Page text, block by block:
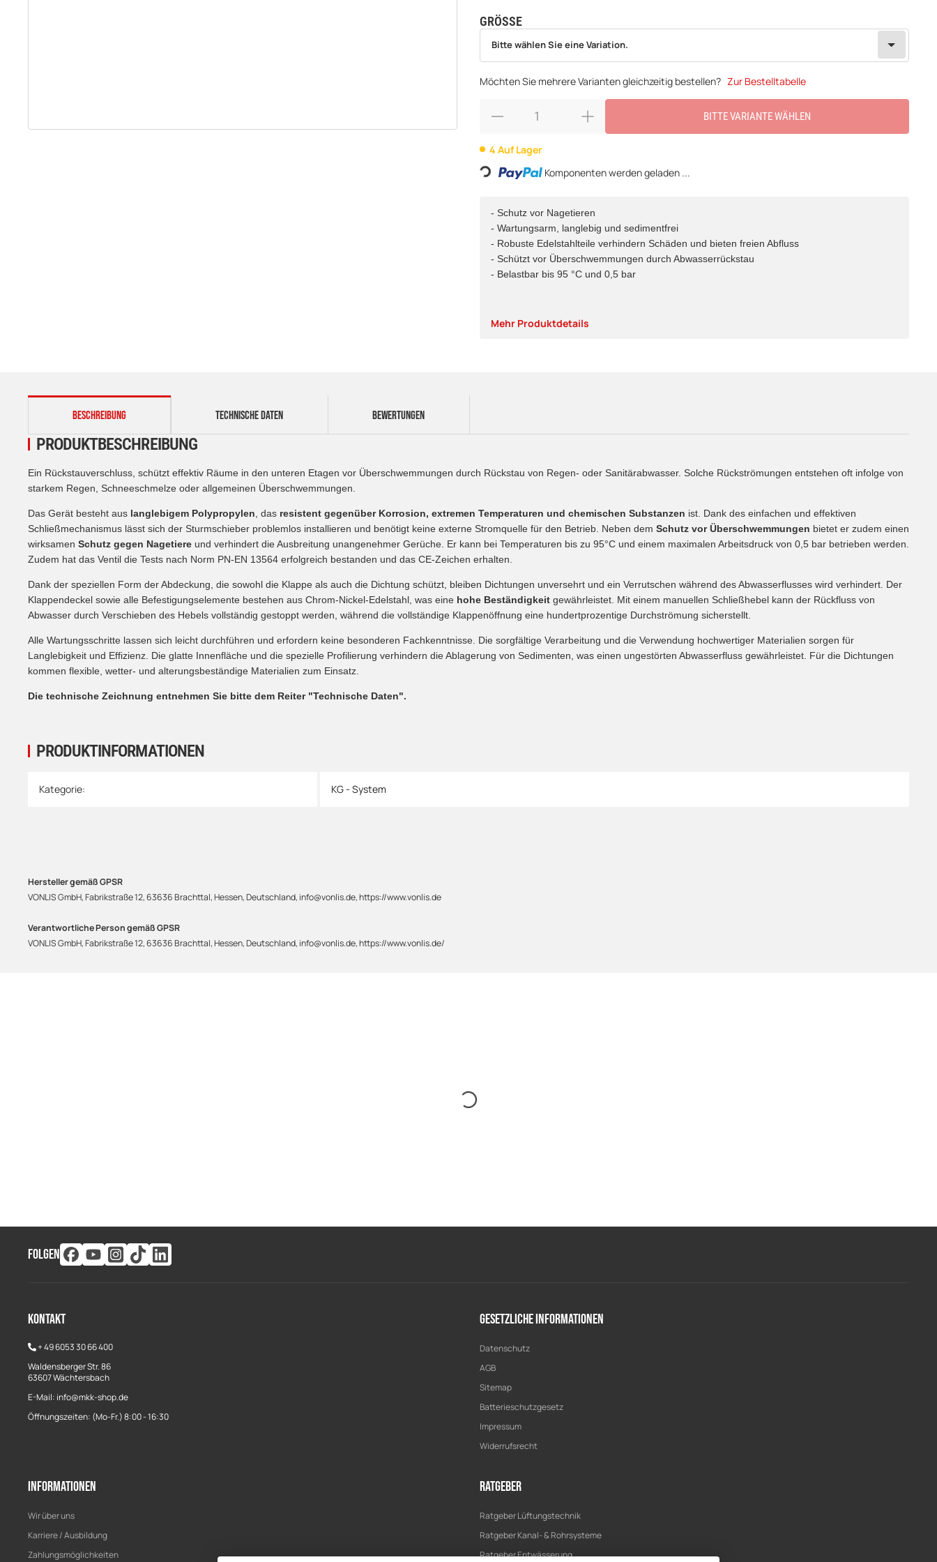
GRÖSSE
wählen
Bitte wählen Sie eine Variation.
Möchten Sie mehrere Varianten gleichzeitig bestellen? Zur Bestelltabelle
BITTE VARIANTE WÄHLEN
4 Auf Lager
Loading... Komponenten werden geladen ...
- Schutz vor Nagetieren
- Wartungsarm, langlebig und sedimentfrei
- Robuste Edelstahlteile verhindern Schäden und bieten freien Abfluss
- Schützt vor Überschwemmungen durch Abwasserrückstau
- Belastbar bis 95 °C und 0,5 bar
Mehr Produktdetails
weitere Registerkarten anzeigen
BESCHREIBUNG TECHNISCHE DATEN BEWERTUNGEN
PRODUKTINFORMATIONEN
Produkteigenschaft
Wert
Kategorie: KG - System
PRODUKTBESCHREIBUNG
Ein Rückstauverschluss, schützt effektiv Räume in den unteren Etagen vor Überschwemmungen durch Rückstau von Regen- oder Sanitärabwasser. Solche Rückströmungen entstehen oft infolge von
starkem Regen, Schneeschmelze oder allgemeinen Überschwemmungen.
Das Gerät besteht aus langlebigem Polypropylen , das resistent gegenüber Korrosion, extremen Temperaturen und chemischen Substanzen ist. Dank des einfachen und effektiven
Schließmechanismus lässt sich der Sturmschieber problemlos installieren und benötigt keine externe Stromquelle für den Betrieb. Neben dem Schutz vor Überschwemmungen bietet er zudem einen
wirksamen Schutz gegen Nagetiere und verhindert die Ausbreitung unangenehmer Gerüche. Er kann bei Temperaturen bis zu 95°C und einem maximalen Arbeitsdruck von 0,5 bar betrieben werden.
Zudem hat das Ventil die Tests nach Norm PN-EN 13564 erfolgreich bestanden und das CE-Zeichen erhalten.
Dank der speziellen Form der Abdeckung, die sowohl die Klappe als auch die Dichtung schützt, bleiben Dichtungen unversehrt und ein Verrutschen während des Abwasserflusses wird verhindert. Der
Klappendeckel sowie alle Befestigungselemente bestehen aus Chrom-Nickel-Edelstahl, was eine hohe Beständigkeit gewährleistet. Mit einem manuellen Schließhebel kann der Rückfluss von
Abwasser durch Verschieben des Hebels vollständig gestoppt werden, während die vollständige Klappenöffnung eine hundertprozentige Durchströmung sicherstellt.
Alle Wartungsschritte lassen sich leicht durchführen und erfordern keine besonderen Fachkenntnisse. Die sorgfältige Verarbeitung und die Verwendung hochwertiger Materialien sorgen für
Langlebigkeit und Effizienz. Die glatte Innenfläche und die spezielle Profilierung verhindern die Ablagerung von Sedimenten, was einen ungestörten Abwasserfluss gewährleistet. Für die Dichtungen
kommen flexible, wetter- und alterungsbeständige Materialien zum Einsatz.
Die technische Zeichnung entnehmen Sie bitte dem Reiter "Technische Daten".
Hersteller gemäß GPSR
VONLIS GmbH, Fabrikstraße 12, 63636 Brachttal, Hessen, Deutschland, info@vonlis.de, https://www.vonlis.de
Verantwortliche Person gemäß GPSR
VONLIS GmbH, Fabrikstraße 12, 63636 Brachttal, Hessen, Deutschland, info@vonlis.de, https://www.vonlis.de/
FOLGEN
Kontakt
+49 6053 30 66 400
Waldensberger Str. 86
63607 Wächtersbach
E-Mail: info@mkk-shop.de
Öffnungszeiten: (Mo-Fr.) 8:00 - 16:30
Gesetzliche Informationen
Datenschutz
AGB
Sitemap
Batterieschutzgesetz
Impressum
Widerrufsrecht
Informationen
Wir über uns
Karriere / Ausbildung
Zahlungsmöglichkeiten
Ratgeber
Ratgeber Lüftungstechnik
Ratgeber Kanal- & Rohrsysteme
Ratgeber Entwässerung